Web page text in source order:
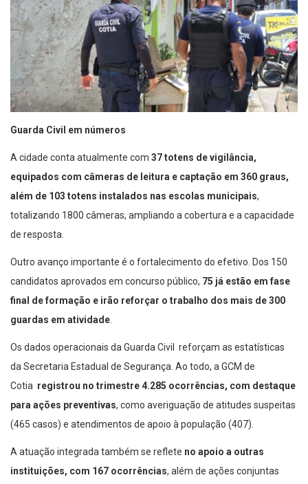
Guarda Civil em números
A cidade conta atualmente com 37 totens de vigilância,
equipados com câmeras de leitura e captação em 360 graus,
além de 103 totens instalados nas escolas municipais,
totalizando 1800 câmeras, ampliando a cobertura e a capacidade
de resposta.
Outro avanço importante é o fortalecimento do efetivo. Dos 150
candidatos aprovados em concurso público, 75 já estão em fase
final de formação e irão reforçar o trabalho dos mais de 300
guardas em atividade.
Os dados operacionais da Guarda Civil reforçam as estatísticas
da Secretaria Estadual de Segurança. Ao todo, a GCM de
Cotia registrou no trimestre 4.285 ocorrências, com destaque
para ações preventivas, como averiguação de atitudes suspeitas
(465 casos) e atendimentos de apoio à população (407).
A atuação integrada também se reflete no apoio a outras
instituições, com 167 ocorrências, além de ações conjuntas